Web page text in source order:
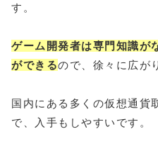
す。
ゲーム開発者は専門知識が
ができるので、徐々に広が
国内にある多くの仮想通貨
で、入手もしやすいです。